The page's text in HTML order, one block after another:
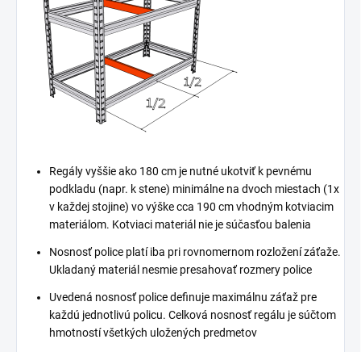
Regály vyššie ako 180 cm je nutné ukotviť k pevnému
podkladu (napr. k stene) minimálne na dvoch miestach (1x
v každej stojine) vo výške cca 190 cm vhodným kotviacim
materiálom. Kotviaci materiál nie je súčasťou balenia
Nosnosť police platí iba pri rovnomernom rozložení záťaže.
Ukladaný materiál nesmie presahovať rozmery police
Uvedená nosnosť police definuje maximálnu záťaž pre
každú jednotlivú policu. Celková nosnosť regálu je súčtom
hmotností všetkých uložených predmetov